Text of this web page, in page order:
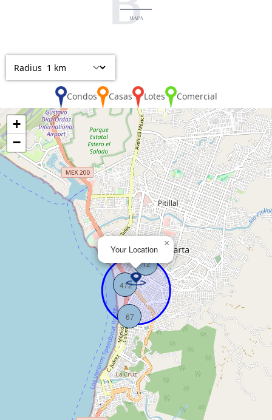
Pie de Playa Buscar usando:
USD MXN
Menor Precio Primero
MAPA
Radius
Condos Casas Lotes Comercial
12
67
472
Your Location
×
+
−